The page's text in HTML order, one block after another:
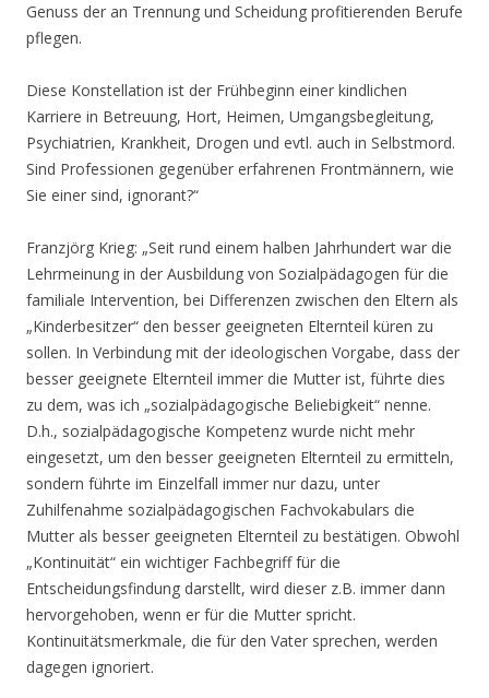
Genuss der an Trennung und Scheidung profitierenden Berufe
pflegen.
Diese Konstellation ist der Frühbeginn einer kindlichen
Karriere in Betreuung, Hort, Heimen, Umgangsbegleitung,
Psychiatrien, Krankheit, Drogen und evtl. auch in Selbstmord.
Sind Professionen gegenüber erfahrenen Frontmännern, wie
Sie einer sind, ignorant?“
Franzjörg Krieg: „Seit rund einem halben Jahrhundert war die
Lehrmeinung in der Ausbildung von Sozialpädagogen für die
familiale Intervention, bei Differenzen zwischen den Eltern als
„Kinderbesitzer“ den besser geeigneten Elternteil küren zu
sollen. In Verbindung mit der ideologischen Vorgabe, dass der
besser geeignete Elternteil immer die Mutter ist, führte dies
zu dem, was ich „sozialpädagogische Beliebigkeit“ nenne.
D.h., sozialpädagogische Kompetenz wurde nicht mehr
eingesetzt, um den besser geeigneten Elternteil zu ermitteln,
sondern führte im Einzelfall immer nur dazu, unter
Zuhilfenahme sozialpädagogischen Fachvokabulars die
Mutter als besser geeigneten Elternteil zu bestätigen. Obwohl
„Kontinuität“ ein wichtiger Fachbegriff für die
Entscheidungsfindung darstellt, wird dieser z.B. immer dann
hervorgehoben, wenn er für die Mutter spricht.
Kontinuitätsmerkmale, die für den Vater sprechen, werden
dagegen ignoriert.